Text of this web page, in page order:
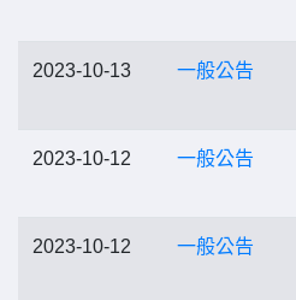
2023-10-13 一般公告
2023-10-12 一般公告
2023-10-12 一般公告